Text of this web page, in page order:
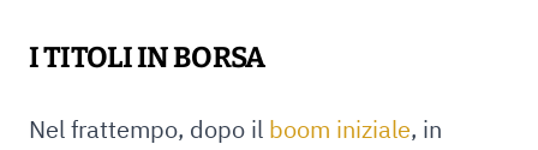
I TITOLI IN BORSA
Nel frattempo, dopo il boom iniziale, in